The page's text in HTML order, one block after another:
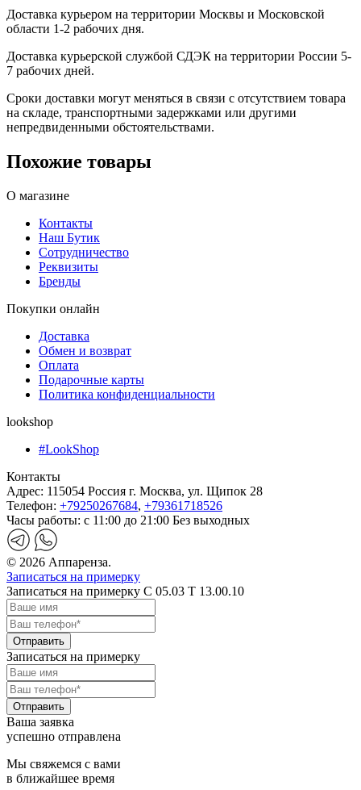
Доставка курьером на территории Москвы и Московской
области 1-2 рабочих дня.
Доставка курьерской службой СДЭК на территории России 5-
7 рабочих дней.
Сроки доставки могут меняться в связи с отсутствием товара
на складе, транспортными задержками или другими
непредвиденными обстоятельствами.
Похожие товары
О магазине
Контакты
Наш Бутик
Сотрудничество
Реквизиты
Бренды
Покупки онлайн
Доставка
Обмен и возврат
Оплата
Подарочные карты
Политика конфиденциальности
lookshop
#LookShop
Контакты
Адрес: 115054 Россия г. Москва, ул. Щипок 28
Телефон: +79250267684, +79361718526
Часы работы: с 11:00 до 21:00 Без выходных
© 2026 Аппаренза.
Записаться на примерку
Записаться на примерку C 05.03 T 13.00.10
Записаться на примерку
Ваша заявка
успешно отправлена
Мы свяжемся с вами
в ближайшее время